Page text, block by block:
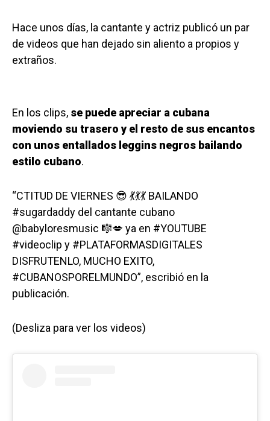
Hace unos días, la cantante y actriz publicó un par
de videos que han dejado sin aliento a propios y
extraños.
En los clips, se puede apreciar a cubana
moviendo su trasero y el resto de sus encantos
con unos entallados leggins negros bailando
estilo cubano.
“CTITUD DE VIERNES 😎 💃💃💃 BAILANDO
#sugardaddy del cantante cubano
@babyloresmusic 🎼💋 ya en #YOUTUBE
#videoclip y #PLATAFORMASDIGITALES
DISFRUTENLO, MUCHO EXITO,
#CUBANOSPORELMUNDO”, escribió en la
publicación.
(Desliza para ver los videos)